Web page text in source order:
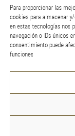
Para proporcionar las
cookies para almacenar
en estas tecnologías nos
navegación o IDs únicos
consentimiento puede
funciones